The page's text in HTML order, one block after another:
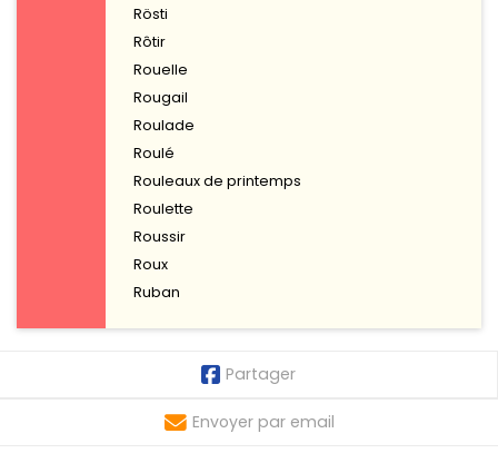
Rösti
Rôtir
Rouelle
Rougail
Roulade
Roulé
Rouleaux de printemps
Roulette
Roussir
Roux
Ruban
Partager
Envoyer par email